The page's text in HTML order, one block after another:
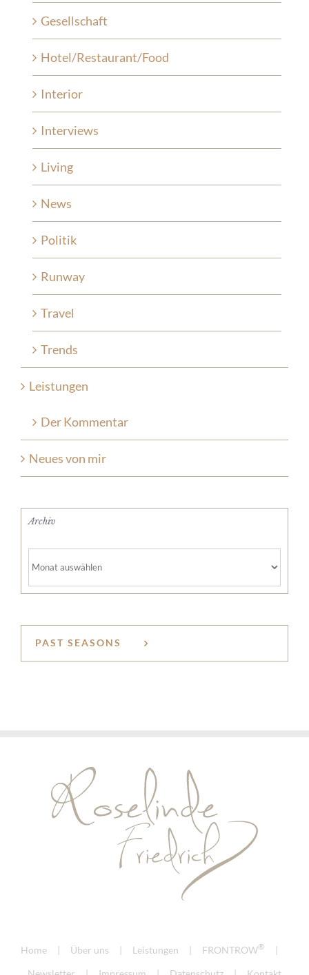
Gesellschaft
Hotel/Restaurant/Food
Interior
Interviews
Living
News
Politik
Runway
Travel
Trends
Leistungen
Der Kommentar
Neues von mir
Archiv
PAST SEASONS
Home Über uns Leistungen FRONTROW®